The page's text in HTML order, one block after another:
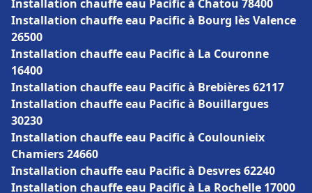
Installation chauffe eau Pacific à Chatou 78400
Installation chauffe eau Pacific à Bourg lès Valence
26500
Installation chauffe eau Pacific à La Couronne
16400
Installation chauffe eau Pacific à Brebières 62117
Installation chauffe eau Pacific à Bouillargues
30230
Installation chauffe eau Pacific à Coulounieix
Chamiers 24660
Installation chauffe eau Pacific à Desvres 62240
Installation chauffe eau Pacific à La Rochelle 17000